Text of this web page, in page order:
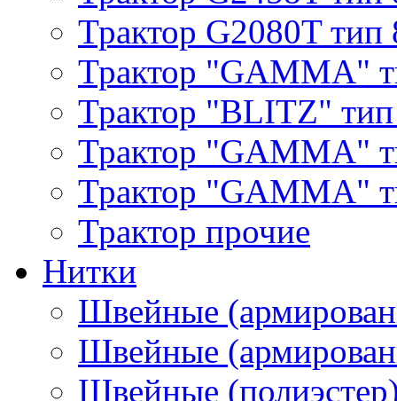
Трактор G2080T тип
Трактор "GAMMA"
Трактор "BLITZ"
Трактор "GAMMA"
Трактор "GAMMA"
Трактор прочие
Нитки
Швейные
Швейные
Швейные